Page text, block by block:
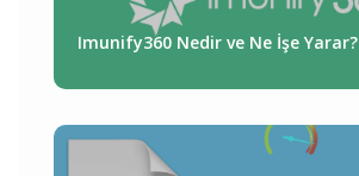
Imunify360 Nedir ve Ne İşe Yarar?